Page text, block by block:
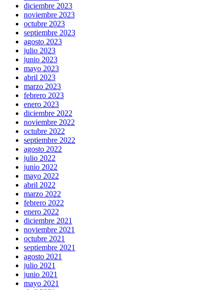
diciembre 2023
noviembre 2023
octubre 2023
septiembre 2023
agosto 2023
julio 2023
junio 2023
mayo 2023
abril 2023
marzo 2023
febrero 2023
enero 2023
diciembre 2022
noviembre 2022
octubre 2022
septiembre 2022
agosto 2022
julio 2022
junio 2022
mayo 2022
abril 2022
marzo 2022
febrero 2022
enero 2022
diciembre 2021
noviembre 2021
octubre 2021
septiembre 2021
agosto 2021
julio 2021
junio 2021
mayo 2021